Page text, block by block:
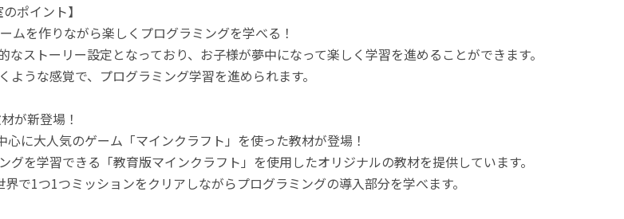
ポイント】
ムを作りながら楽しくプログラミングを学べる！
なストーリー設定となっており、お子様が夢中になって楽しく学習を進めることができます。
ような感覚で、プログラミング学習を進められます。
が新登場！
に大人気のゲーム「マインクラフト」を使った教材が登場！
グを学習できる「教育版マインクラフト」を使用したオリジナルの教材を提供しています。
で1つ1つミッションをクリアしながらプログラミングの導入部分を学べます。